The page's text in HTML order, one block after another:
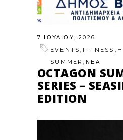
7 ΙΟΥΛΊΟΥ, 2026
EVENTS , FITNESS ,
SUMMER ,ΝΕΑ
OCTAGON
SERIES –
EDITION